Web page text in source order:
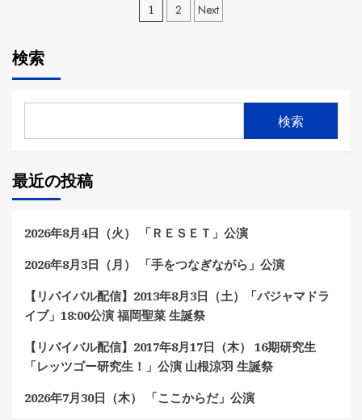
投
ペ
ー
り
1 2 Next
検索
検索
最近の投稿
2026年8月4日（火） 「ＲＥＳＥＴ」公演
2026年8月3日（月） 「手をつなぎながら」公演
【リバイバル配信】2013年8月3日（土）「パジャマドラ
イブ」18:00公演 福岡聖菜 生誕祭
【リバイバル配信】2017年8月17日（木） 16期研究生
「レッツゴー研究生！」公演 山根涼羽 生誕祭
2026年7月30日（木） 「ここからだ」公演